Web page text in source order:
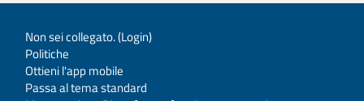
Non sei collegato. (Login)
Politiche
Ottieni l'app mobile
Passa al tema standard